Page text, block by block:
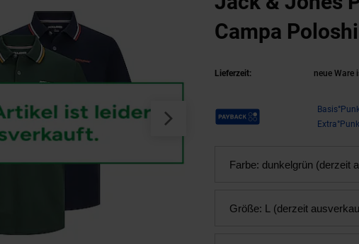
Campa
Lieferzeit: neue Ware
Payback Punkte
Farbe: dunkelgrün (derzeit
Größe: L (derzeit